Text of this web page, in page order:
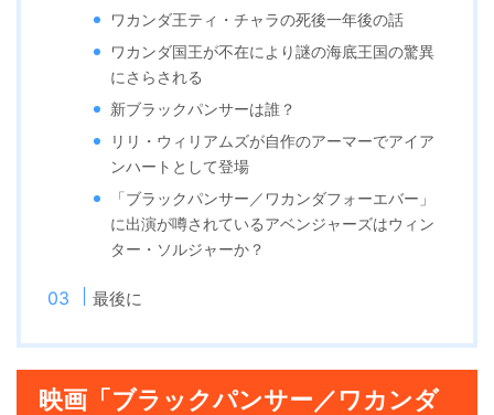
ワカンダ王ティ・チャラの死後一年後の話
ワカンダ国王が不在により謎の海底王国の驚異
にさらされる
新ブラックパンサーは誰？
リリ・ウィリアムズが自作のアーマーでアイア
ンハートとして登場
「ブラックパンサー／ワカンダフォーエバー」
に出演が噂されているアベンジャーズはウィン
ター・ソルジャーか？
最後に
映画「ブラックパンサー／ワカンダ